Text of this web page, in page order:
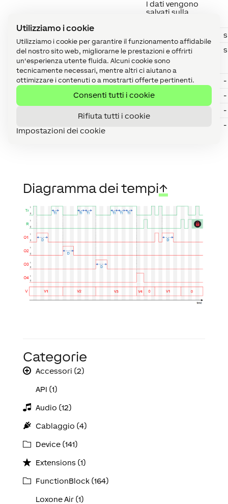
Utilizziamo i cookie
Utilizziamo i cookie per garantire il funzionamento affidabile
del nostro sito web, migliorarne le prestazioni e offrirti
un'esperienza utente fluida. Alcuni cookie sono
tecnicamente necessari, mentre altri ci aiutano a
ottimizzare i contenuti o a mostrarti offerte pertinenti.
Consenti tutti i cookie
Rifiuta tutti i cookie
Impostazioni dei cookie
I dati vengono
salvati sulla
s
D
Duration
output
pulse
Durata
dell'impulso
di uscita
s
V1 Value 1 Valore 1
-
Value 2 Valore 2
-
-
-
Diagramma dei tempi↑
Categorie
Accessori (2)
API (1)
Audio (12)
Cablaggio (4)
Device (141)
Extensions (1)
FunctionBlock (164)
Loxone Air (1)